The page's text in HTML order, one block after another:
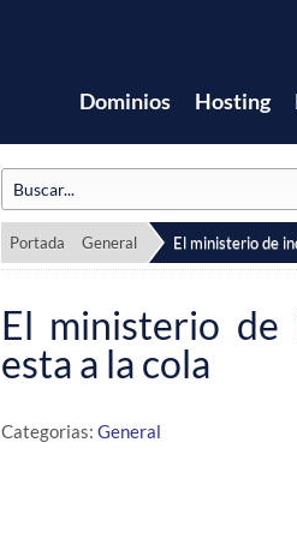
Dominios Hosting
Portada General El ministerio de
El ministerio de
esta a la cola
Categorias: General